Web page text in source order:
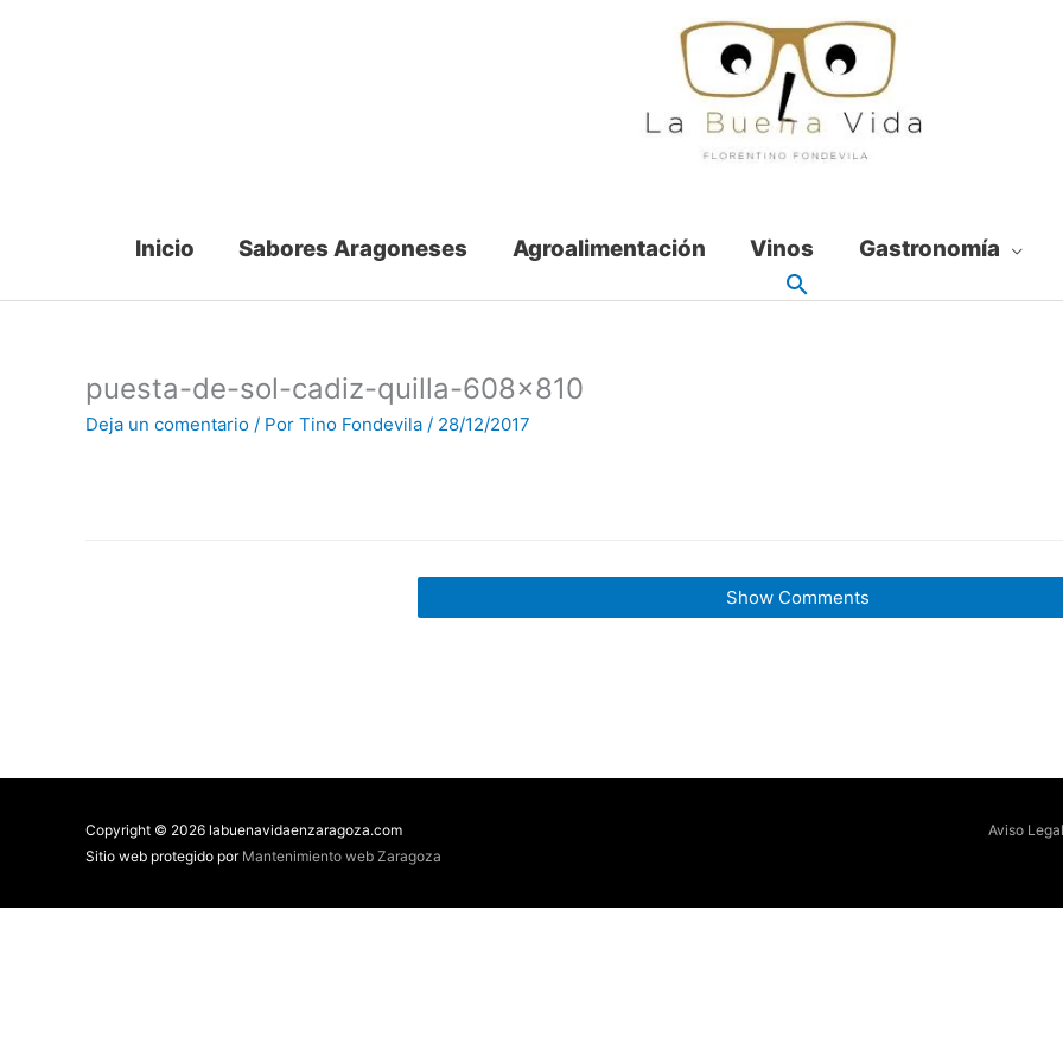
Inicio Sabores Aragoneses Agroalimentación Vinos Gastronomía
puesta-de-sol-cadiz-quilla-608×810
Deja un comentario / Por Tino Fondevila / 28/12/2017
Show Comments
Copyright © 2026 labuenavidaenzaragoza.com
Sitio web protegido por Mantenimiento web Zaragoza
Aviso Legal